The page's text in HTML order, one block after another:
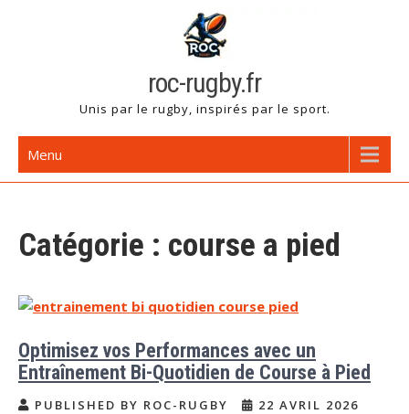
roc-rugby.fr
Unis par le rugby, inspirés par le sport.
Menu
Catégorie : course a pied
Optimisez vos Performances avec un
Entraînement Bi-Quotidien de Course à Pied
PUBLISHED BY ROC-RUGBY 22 AVRIL 2026